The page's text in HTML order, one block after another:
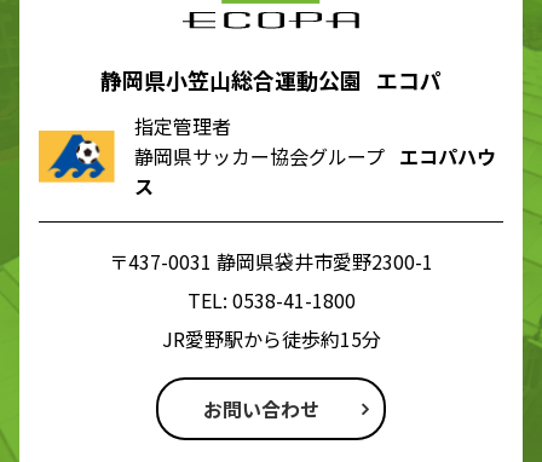
静岡県小笠山総合運動公園 エコパ
指定管理者
静岡県サッカー協会グループ エコパハウ
ス
〒437-0031 静岡県袋井市愛野2300-1
TEL: 0538-41-1800
JR愛野駅から徒歩約15分
お問い合わせ